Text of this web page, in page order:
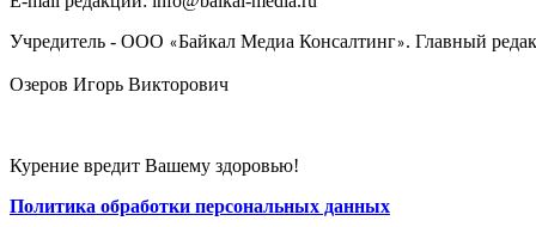
Учредитель - ООО «Байкал Медиа Консалтинг». Главный
Озеров Игорь Викторович
Курение вредит Вашему здоровью!
Политика обработки персональных данных